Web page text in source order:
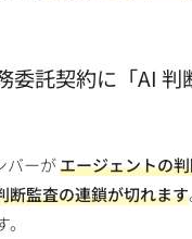
委託契約に「AI 判
バーがエージェントの
断監査の連鎖が切れます